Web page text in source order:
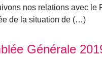
nos relations avec le
de la situation de (…)
Générale